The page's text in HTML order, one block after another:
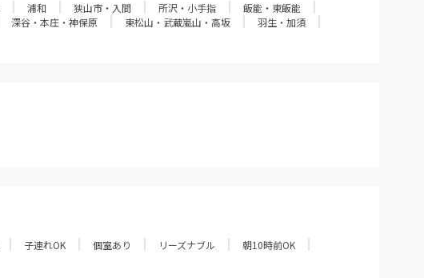
浦和 狭山市・入間 所沢・小手指
飯能・東飯能
深谷・本庄・神保原 東松山・武蔵嵐山・高坂
羽生・加須
子連れOK 個室あり リーズナブル
朝10時前OK